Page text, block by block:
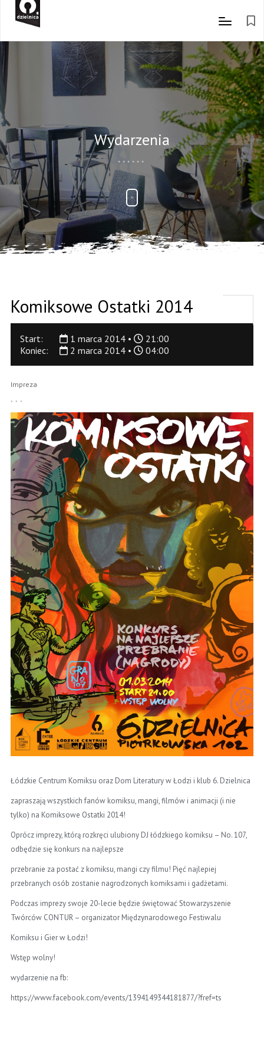
Wydarzenia
Komiksowe Ostatki 2014
Start: 1 marca 2014 •
21:00
Koniec:
2 marca 2014 • 04:00
Impreza
Łódzkie Centrum Komiksu oraz Dom Literatury w Łodzi i klub 6. Dzielnica
zapraszają wszystkich fanów komiksu, mangi, filmów i animacji (i nie
tylko) na Komiksowe Ostatki 2014!
Oprócz imprezy, którą rozkręci ulubiony DJ łódzkiego komiksu – No. 107,
odbędzie się konkurs na najlepsze
przebranie za postać z komiksu, mangi czy filmu! Pięć najlepiej
przebranych osób zostanie nagrodzonych komiksami i gadżetami.
Podczas imprezy swoje 20-lecie będzie świętować Stowarzyszenie
Twórców CONTUR – organizator Międzynarodowego Festiwalu
Komiksu i Gier w Łodzi!
Wstęp wolny!
wydarzenie na fb:
https://www.facebook.com/events/1394149344181877/?fref=ts